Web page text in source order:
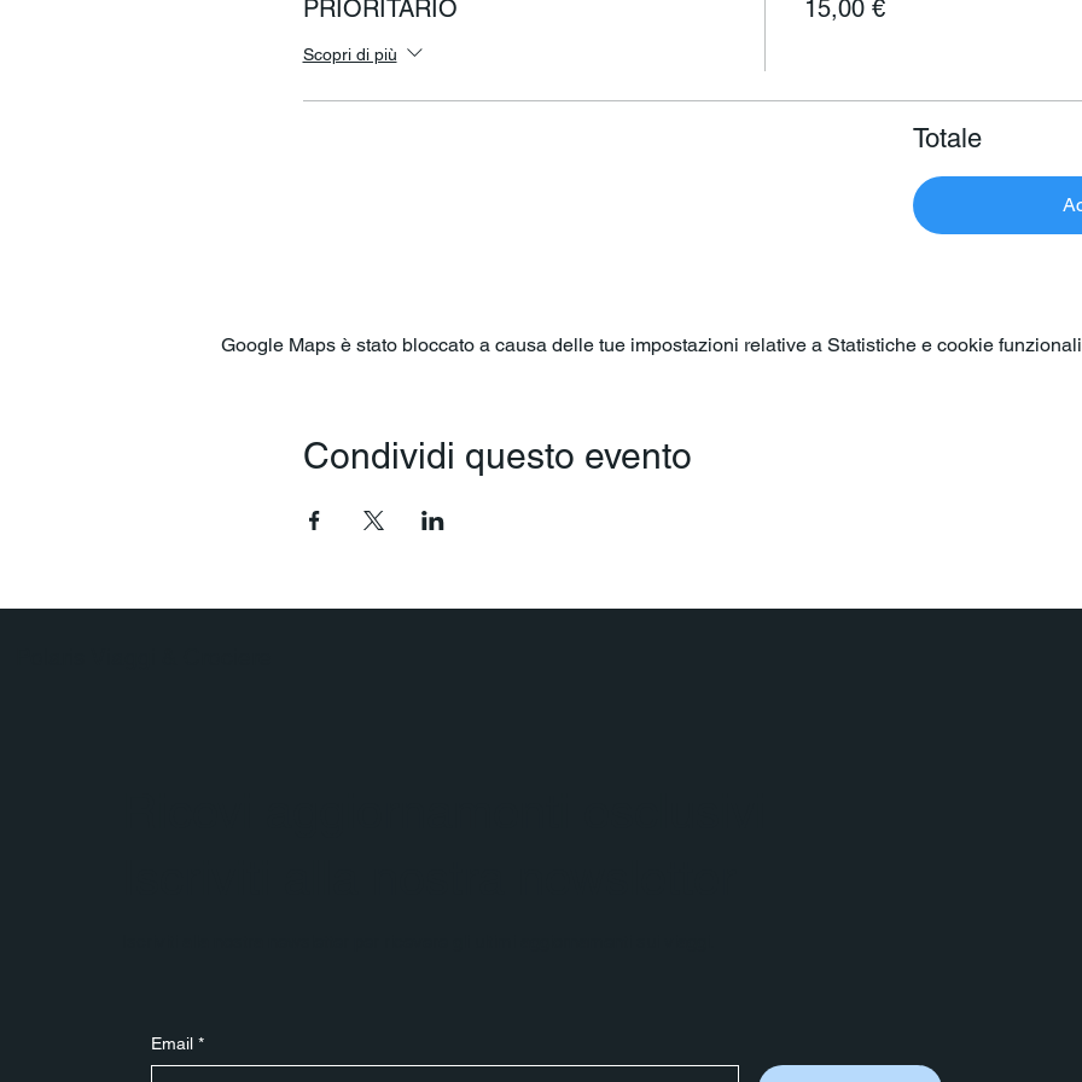
PRIORITARIO
Scopri di più
15,00 €
Totale
Google Maps è stato bloccato a causa delle tue impostazioni relative a Statistiche e cookie
Condividi questo evento
Email *